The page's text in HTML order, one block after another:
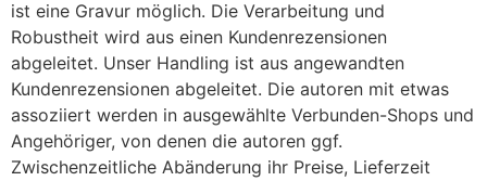
ist eine Gravur möglich. Die Verarbeitung und
Robustheit wird aus einen Kundenrezensionen
abgeleitet. Unser Handling ist aus angewandten
Kundenrezensionen abgeleitet. Die autoren mit etwas
assoziiert werden in ausgewählte Verbunden-Shops und
Angehöriger, von denen die autoren ggf.
Zwischenzeitliche Abänderung ihr Preise, Lieferzeit